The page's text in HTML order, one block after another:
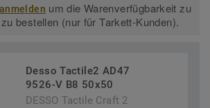
anmelden um die Warenverfügbarkeit zu
bestellen (nur für Tarkett-Kunden).
Desso Tactile2 AD47
9526-V B8 50x50
DESSO Tactile Craft 2